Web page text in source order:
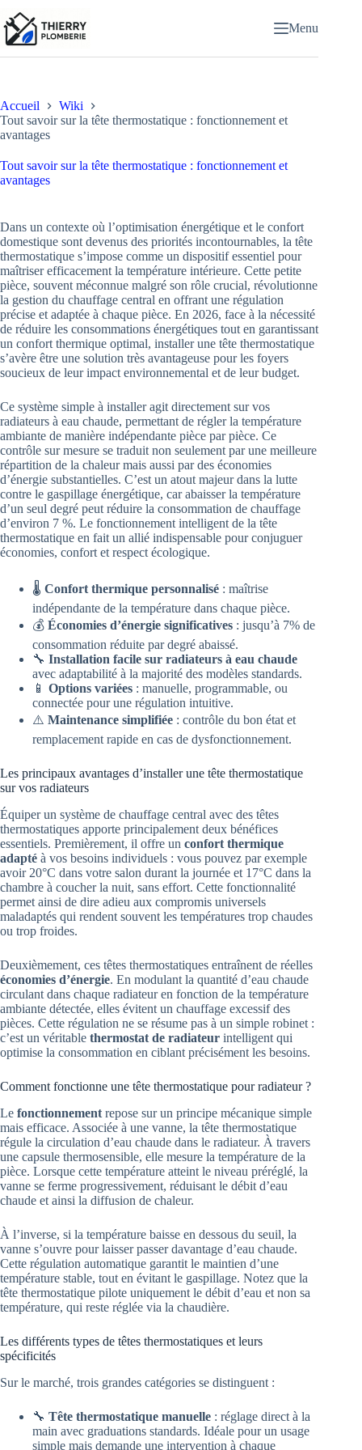
au
contenu
Menu
Accueil
Wiki
Tout savoir sur la tête thermostatique : fonctionnement et
avantages
Tout savoir sur la tête thermostatique : fonctionnement et
avantages
Dans un contexte où l’optimisation énergétique et le confort
domestique sont devenus des priorités incontournables, la tête
thermostatique s’impose comme un dispositif essentiel pour
maîtriser efficacement la température intérieure. Cette petite
pièce, souvent méconnue malgré son rôle crucial, révolutionne
la gestion du chauffage central en offrant une régulation
précise et adaptée à chaque pièce. En 2026, face à la nécessité
de réduire les consommations énergétiques tout en garantissant
un confort thermique optimal, installer une tête thermostatique
s’avère être une solution très avantageuse pour les foyers
soucieux de leur impact environnemental et de leur budget.
Ce système simple à installer agit directement sur vos
radiateurs à eau chaude, permettant de régler la température
ambiante de manière indépendante pièce par pièce. Ce
contrôle sur mesure se traduit non seulement par une meilleure
répartition de la chaleur mais aussi par des économies
d’énergie substantielles. C’est un atout majeur dans la lutte
contre le gaspillage énergétique, car abaisser la température
d’un seul degré peut réduire la consommation de chauffage
d’environ 7 %. Le fonctionnement intelligent de la tête
thermostatique en fait un allié indispensable pour conjuguer
économies, confort et respect écologique.
🌡️ Confort thermique personnalisé : maîtrise
indépendante de la température dans chaque pièce.
💰 Économies d’énergie significatives : jusqu’à 7% de
consommation réduite par degré abaissé.
🔧 Installation facile sur radiateurs à eau chaude
avec adaptabilité à la majorité des modèles standards.
📱 Options variées : manuelle, programmable, ou
connectée pour une régulation intuitive.
⚠️ Maintenance simplifiée : contrôle du bon état et
remplacement rapide en cas de dysfonctionnement.
Les principaux avantages d’installer une tête thermostatique
sur vos radiateurs
Équiper un système de chauffage central avec des têtes
thermostatiques apporte principalement deux bénéfices
essentiels. Premièrement, il offre un confort thermique
adapté à vos besoins individuels : vous pouvez par exemple
avoir 20°C dans votre salon durant la journée et 17°C dans la
chambre à coucher la nuit, sans effort. Cette fonctionnalité
permet ainsi de dire adieu aux compromis universels
maladaptés qui rendent souvent les températures trop chaudes
ou trop froides.
Deuxièmement, ces têtes thermostatiques entraînent de réelles
économies d’énergie. En modulant la quantité d’eau chaude
circulant dans chaque radiateur en fonction de la température
ambiante détectée, elles évitent un chauffage excessif des
pièces. Cette régulation ne se résume pas à un simple robinet :
c’est un véritable thermostat de radiateur intelligent qui
optimise la consommation en ciblant précisément les besoins.
Comment fonctionne une tête thermostatique pour radiateur ?
Le fonctionnement repose sur un principe mécanique simple
mais efficace. Associée à une vanne, la tête thermostatique
régule la circulation d’eau chaude dans le radiateur. À travers
une capsule thermosensible, elle mesure la température de la
pièce. Lorsque cette température atteint le niveau préréglé, la
vanne se ferme progressivement, réduisant le débit d’eau
chaude et ainsi la diffusion de chaleur.
À l’inverse, si la température baisse en dessous du seuil, la
vanne s’ouvre pour laisser passer davantage d’eau chaude.
Cette régulation automatique garantit le maintien d’une
température stable, tout en évitant le gaspillage. Notez que la
tête thermostatique pilote uniquement le débit d’eau et non sa
température, qui reste réglée via la chaudière.
Les différents types de têtes thermostatiques et leurs
spécificités
Sur le marché, trois grandes catégories se distinguent :
🔧 Tête thermostatique manuelle : réglage direct à la
main avec graduations standards. Idéale pour un usage
simple mais demande une intervention à chaque